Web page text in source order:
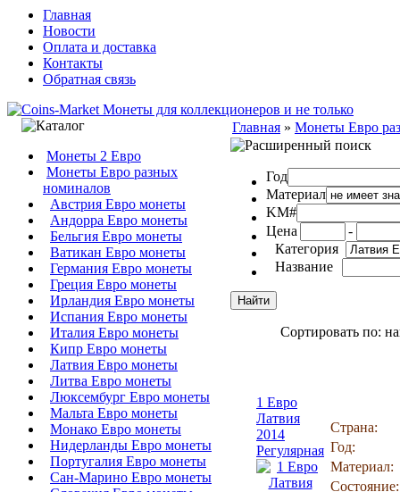
Главная
Новости
Оплата и доставка
Контакты
Обратная связь
Монеты 2 Евро
Монеты Евро разных
номиналов
Австрия Евро монеты
Андорра Евро монеты
Бельгия Евро монеты
Ватикан Евро монеты
Германия Евро монеты
Греция Евро монеты
Ирландия Евро монеты
Испания Евро монеты
Италия Евро монеты
Кипр Евро монеты
Латвия Евро монеты
Литва Евро монеты
Люксембург Евро монеты
Мальта Евро монеты
Монако Евро монеты
Нидерланды Евро монеты
Португалия Евро монеты
Сан-Марино Евро монеты
Главная » Монеты Евро
Год
Материал
KM#
Цена
-
Категория
Название
Сортировать по:
1 Евро
Латвия
2014
Регулярная
Страна:
Год:
Материал:
Состояние: